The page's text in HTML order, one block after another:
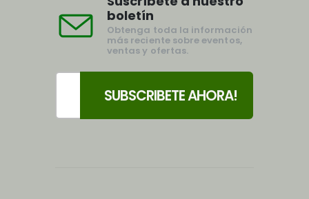
boletín
Obtenga toda la información
más reciente sobre eventos,
ventas y ofertas.